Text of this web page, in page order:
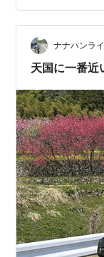
これから、数
載していきた
風景 ランキン
ナナハンラ
天国に一番近